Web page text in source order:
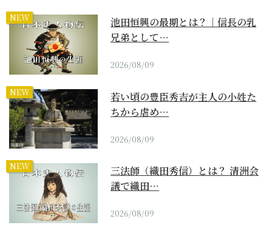
NEW
池田恒興の最期とは？｜信長の乳
兄弟として…
2026/08/09
NEW
若い頃の豊臣秀吉が主人の小姓た
ちから虐め…
2026/08/09
NEW
三法師（織田秀信）とは？ 清洲会
議で織田…
2026/08/09